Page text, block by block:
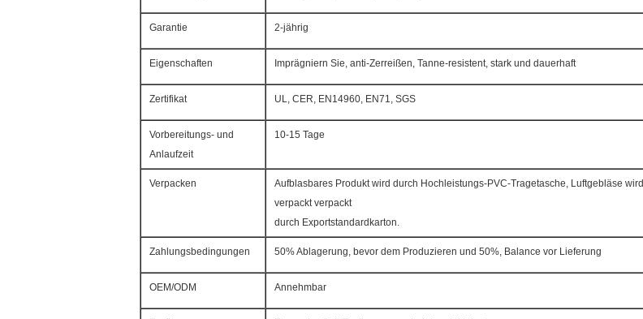
Garantie 2-jährig
Eigenschaften Imprägniern Sie, anti-Zerreißen, Tanne-resistent, stark und dauerhaft
Zertifikat UL, CER, EN14960, EN71, SGS
Vorbereitungs- und
Anlaufzeit
10-15 Tage
Verpacken
Aufblasbares Produkt wird durch Hochleistungs-PVC-Tragetasche, Luftgebläse wird
verpackt verpackt
durch Exportstandardkarton.
Zahlungsbedingungen 50% Ablagerung, bevor dem Produzieren und 50%, Balance vor Lieferung
OEM/ODM Annehmbar